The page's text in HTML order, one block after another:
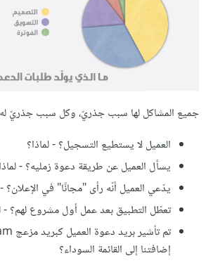
جميع المشاكل لها سبب جذريّ، وكل سبب جذريّ
العميل لا يستطيع التسجيل؟ - لماذا؟
يسأل العميل عن طريقة دعوة زمليه؟ -
يدّعي العميل أنّه رأى "مجانًا" في
تعطّل التطبيق بعد عمل أول مشروع لهم؟
إضافتنا إلى القائمة السوداء؟